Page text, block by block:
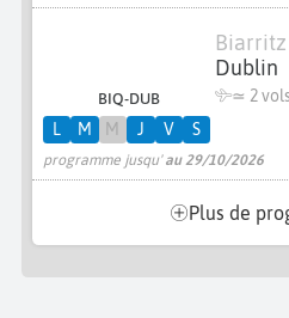
BIQ-DUB
Biarritz
Dublin
≃ 2
programme jusqu'au 29/10/2026
L M M J V S
Plus de